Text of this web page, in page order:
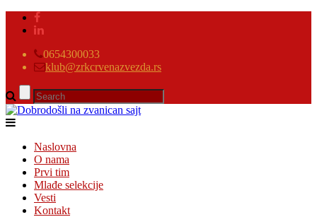
0654300033
klub@zrkcrvenazvezda.rs
Naslovna
O nama
Prvi tim
Mlađe selekcije
Vesti
Kontakt